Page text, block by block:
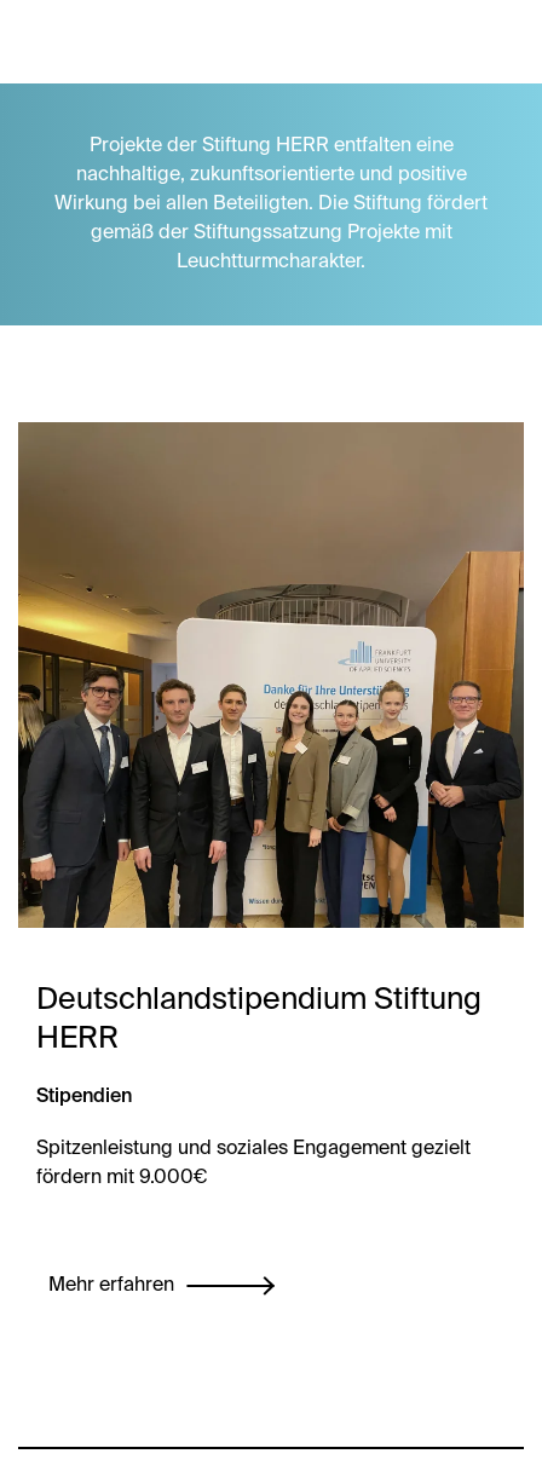
Projekte der Stiftung HERR entfalten eine
nachhaltige, zukunftsorientierte und positive
Wirkung bei allen Beteiligten. Die Stiftung fördert
gemäß der Stiftungssatzung Projekte mit
Leuchtturmcharakter.
Deutschland­stipendium Stiftung
HERR
Stipendien
Spitzenleistung und soziales Engagement gezielt
fördern mit 9.000€
Mehr erfahren